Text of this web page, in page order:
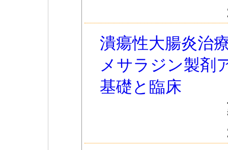
潰瘍性大腸炎治
メサラジン製剤
基礎と臨床